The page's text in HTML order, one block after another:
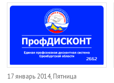
17 январь 2014, Пятница